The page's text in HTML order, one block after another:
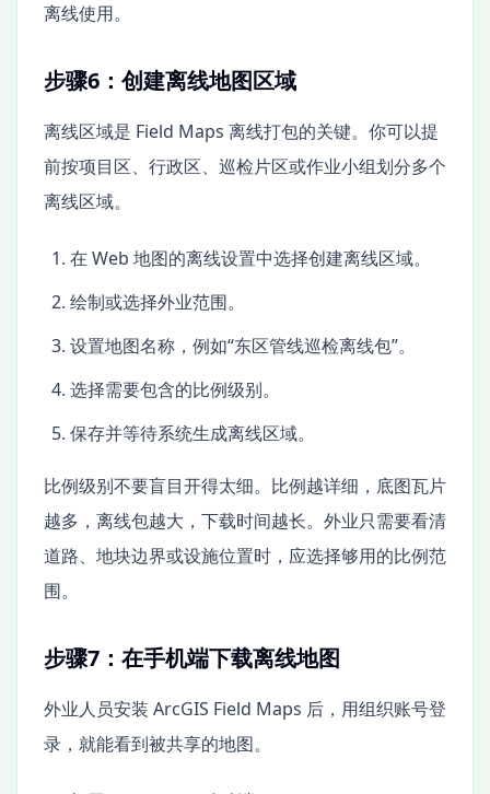
离线使用。
步骤6：创建离线地图区域
离线区域是 Field Maps 离线打包的关键。你可以提
前按项目区、行政区、巡检片区或作业小组划分多个
离线区域。
在 Web 地图的离线设置中选择创建离线区域。
绘制或选择外业范围。
设置地图名称，例如“东区管线巡检离线包”。
选择需要包含的比例级别。
保存并等待系统生成离线区域。
比例级别不要盲目开得太细。比例越详细，底图瓦片
越多，离线包越大，下载时间越长。外业只需要看清
道路、地块边界或设施位置时，应选择够用的比例范
围。
步骤7：在手机端下载离线地图
外业人员安装 ArcGIS Field Maps 后，用组织账号登
录，就能看到被共享的地图。